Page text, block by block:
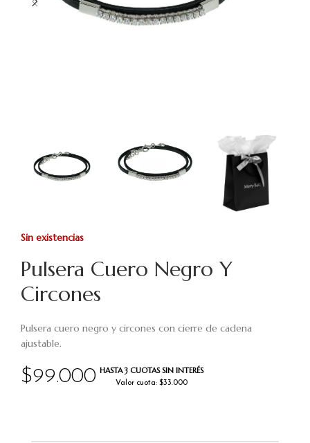
Pulsera Cuero Negro Y
Circones
$99.000 HASTA 3 CUOTAS SIN INTERÉS
Valor cuota: $33.000
Pulsera cuero negro y circones con cierre de cadena
ajustable.
Sin existencias